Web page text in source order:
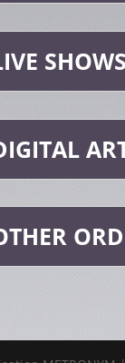
SHOWS